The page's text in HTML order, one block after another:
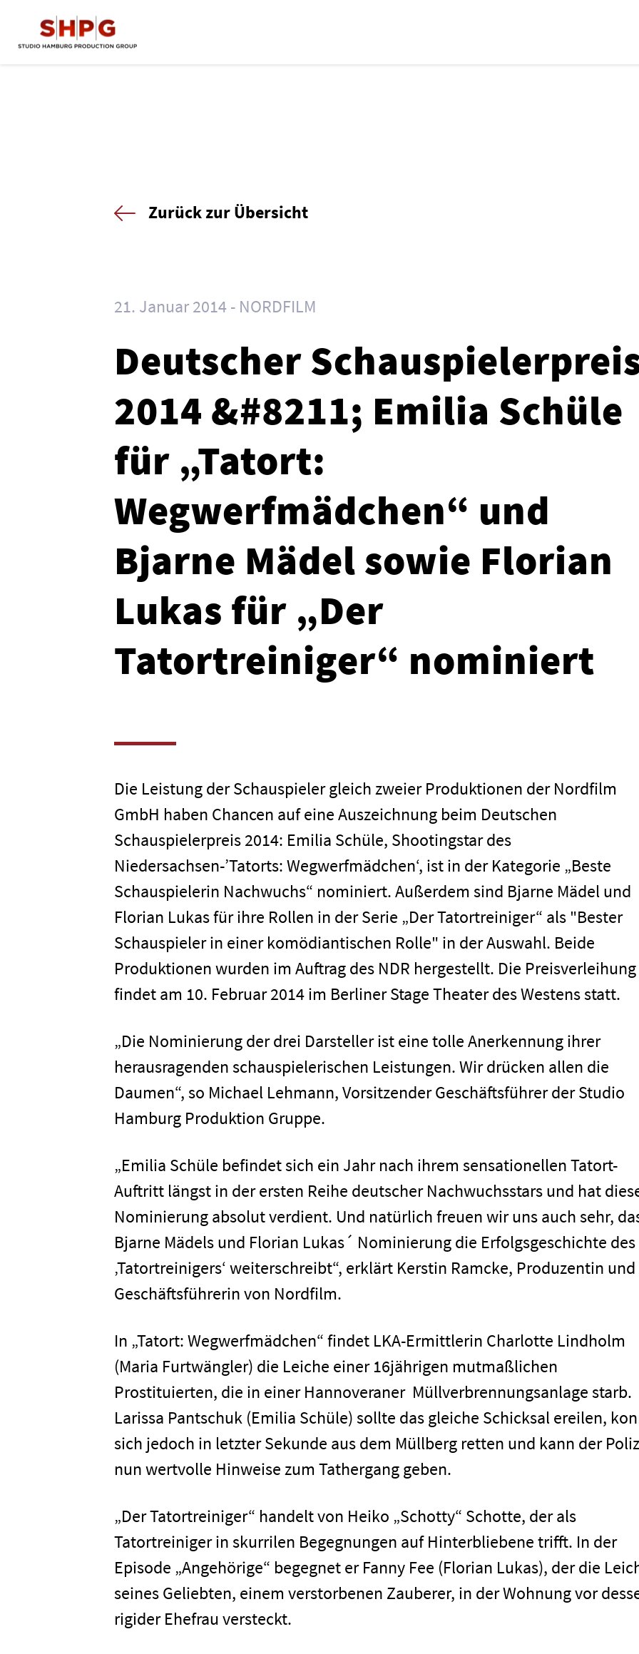
Zurück zur Übersicht
21. Januar 2014 NORDFILM
Deutscher
2014 &#8211; Emilia Schüle
für „Tatort:
Wegwerfmädchen“ und
Bjarne Mädel sowie Florian
Lukas für „Der
Tatortreiniger“ nominiert
Die Leistung der Schauspieler gleich zweier Produktionen der Nordfilm
GmbH haben Chancen auf eine Auszeichnung beim Deutschen
Schauspielerpreis 2014: Emilia Schüle, Shootingstar des
Niedersachsen-’Tatorts: Wegwerfmädchen‘, ist in der Kategorie „Beste
Schauspielerin Nachwuchs“ nominiert. Außerdem sind Bjarne Mädel und
Florian Lukas für ihre Rollen in der Serie „Der Tatortreiniger“ als "Bester
Schauspieler in einer komödiantischen Rolle" in der Auswahl. Beide
Produktionen wurden im Auftrag des NDR hergestellt. Die Preisverleihung
findet am 10. Februar 2014 im Berliner Stage Theater des Westens statt.
„Die Nominierung der drei Darsteller ist eine tolle Anerkennung ihrer
herausragenden schauspielerischen Leistungen. Wir drücken allen die
Daumen“, so Michael Lehmann, Vorsitzender Geschäftsführer der Studio
Hamburg Produktion Gruppe.
„Emilia Schüle befindet sich ein Jahr nach ihrem sensationellen Tatort-
Auftritt längst in der ersten Reihe deutscher Nachwuchsstars und hat
Nominierung absolut verdient. Und natürlich freuen wir uns auch sehr,
Bjarne Mädels und Florian Lukas´ Nominierung die Erfolgsgeschichte des
‚Tatortreinigers‘ weiterschreibt“, erklärt Kerstin Ramcke, Produzentin und
Geschäftsführerin von Nordfilm.
In „Tatort: Wegwerfmädchen“ findet LKA-Ermittlerin Charlotte Lindholm
(Maria Furtwängler) die Leiche einer 16jährigen mutmaßlichen
Prostituierten, die in einer Hannoveraner Müllverbrennungsanlage starb.
Larissa Pantschuk (Emilia Schüle) sollte das gleiche Schicksal ereilen,
sich jedoch in letzter Sekunde aus dem Müllberg retten und kann der
nun wertvolle Hinweise zum Tathergang geben.
„Der Tatortreiniger“ handelt von Heiko „Schotty“ Schotte, der als
Tatortreiniger in skurrilen Begegnungen auf Hinterbliebene trifft. In der
Episode „Angehörige“ begegnet er Fanny Fee (Florian Lukas), der die
seines Geliebten, einem verstorbenen Zauberer, in der Wohnung vor
rigider Ehefrau versteckt.
Home
Unternehmen
Presse